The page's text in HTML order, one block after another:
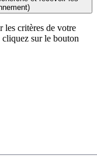
les critères de votre
sur le bouton